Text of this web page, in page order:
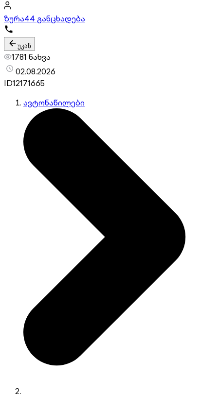
ზურა44 განცხადება
უკან
1781 ნახვა
02.08.2026
ID12171665
ავტონაწილები